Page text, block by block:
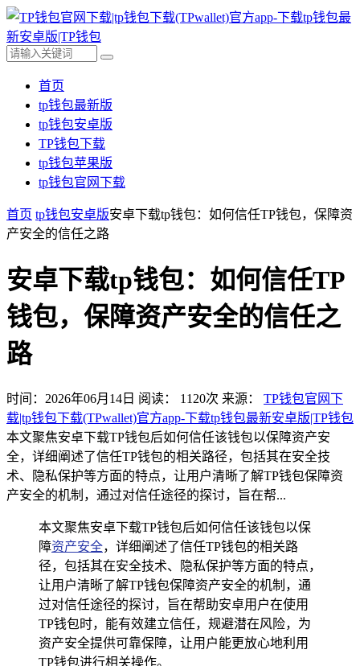
首页
tp钱包最新版
tp钱包安卓版
TP钱包下载
tp钱包苹果版
tp钱包官网下载
首页 tp钱包安卓版安卓下载tp钱包：如何信任TP钱包，保障资
产安全的信任之路
安卓下载tp钱包：如何信任TP
钱包，保障资产安全的信任之
路
时间：2026年06月14日 阅读： 1120次 来源： TP钱包官网下
载|tp钱包下载(TPwallet)官方app-下载tp钱包最新安卓版|TP钱包
本文聚焦安卓下载TP钱包后如何信任该钱包以保障资产安
全，详细阐述了信任TP钱包的相关路径，包括其在安全技
术、隐私保护等方面的特点，让用户清晰了解TP钱包保障资
产安全的机制，通过对信任途径的探讨，旨在帮...
本文聚焦安卓下载TP钱包后如何信任该钱包以保
障资产安全，详细阐述了信任TP钱包的相关路
径，包括其在安全技术、隐私保护等方面的特点，
让用户清晰了解TP钱包保障资产安全的机制，通
过对信任途径的探讨，旨在帮助安卓用户在使用
TP钱包时，能有效建立信任，规避潜在风险，为
资产安全提供可靠保障，让用户能更放心地利用
TP钱包进行相关操作。